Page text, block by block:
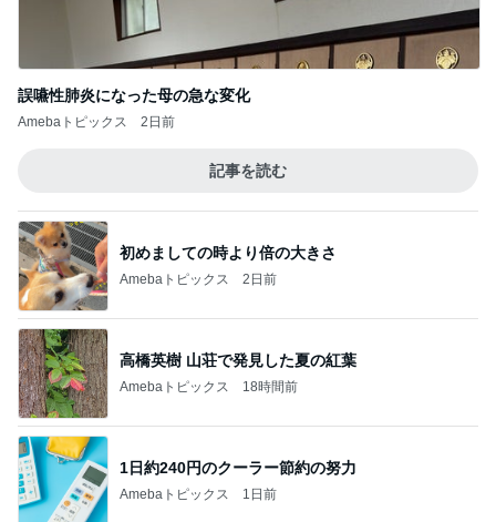
1日約240円のクーラー節約の努力
Amebaトピックス 1日前
高橋英樹 美しいトルコキキョウ
Amebaトピックス 2日前